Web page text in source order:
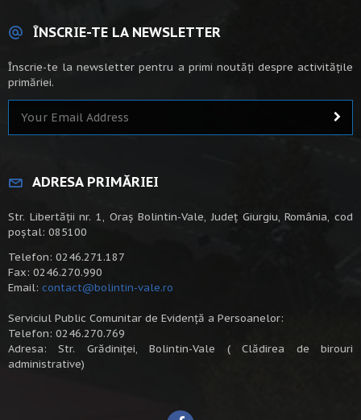
ÎNSCRIE-TE LA NEWSLETTER
Înscrie-te la newsletter pentru a primi noutăți despre activitățile
primăriei.
ADRESA PRIMĂRIEI
Str. Libertății nr. 1, Oraș Bolintin-Vale, Județ Giurgiu, România, cod
poștal: 085100
Telefon: 0246.271.187
Fax: 0246.270.990
Email: contact@bolintin-vale.ro
Serviciul Public Comunitar de Evidență a Persoanelor:
Telefon: 0246.270.769
Adresa: Str. Grădiniței, Bolintin-Vale ( Clădirea de birouri
administrative)